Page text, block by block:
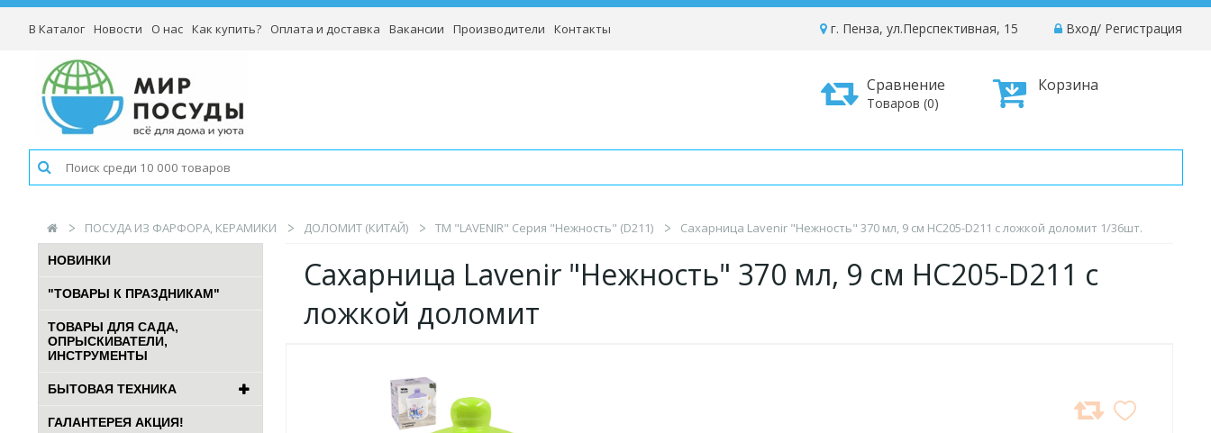
В Каталог Новости О нас Как купить? Оплата и доставка Вакансии Производители Контакты Вход/ Регистрация
г. Пенза, ул.Перспективная, 15
Корзина
Сравнение
Товаров (0)
ПОСУДА ИЗ ФАРФОРА, КЕРАМИКИ ДОЛОМИТ (КИТАЙ) TM "LAVENIR" Серия "Нежность" (D211) Сахарница Lavenir "Нежность" 370 мл, 9 см HC205-D211 с ложкой доломит 1/36шт.
НОВИНКИ
"ТОВАРЫ К ПРАЗДНИКАМ"
ТОВАРЫ ДЛЯ САДА,
ОПРЫСКИВАТЕЛИ,
ИНСТРУМЕНТЫ
БЫТОВАЯ ТЕХНИКА
ГАЛАНТЕРЕЯ АКЦИЯ!
Сахарница Lavenir "Нежность" 370 мл, 9 см HC205-D211 с
ложкой доломит